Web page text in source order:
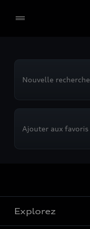
Nouvelle recherche
Ajouter aux favoris
Explorez